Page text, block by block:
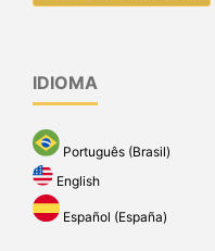
IDIOMA
Português (Brasil)
English
Español (España)